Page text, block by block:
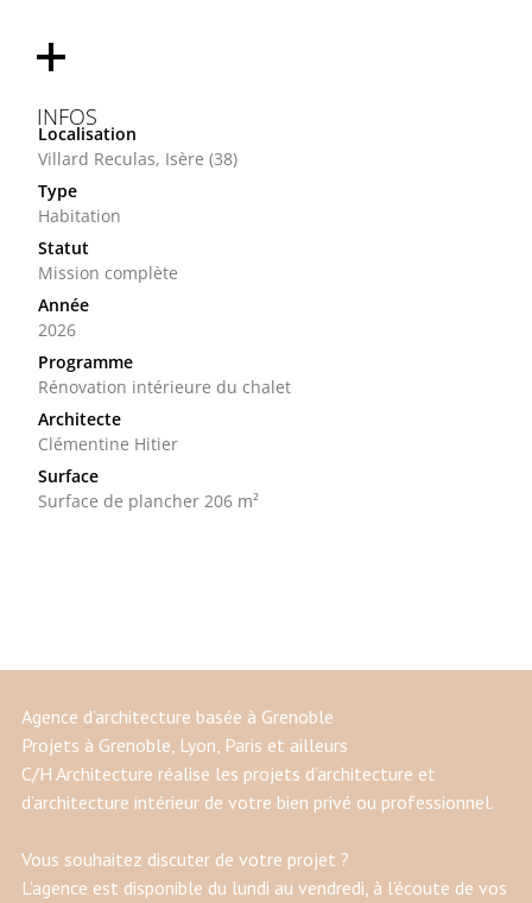
INFOS
Localisation
Villard Reculas, Isère (38)
Type
Habitation
Statut
Mission complète
Année
2026
Programme
Rénovation intérieure du chalet
Architecte
Clémentine Hitier
Surface
Surface de plancher 206 m²
Agence d’architecture basée à Grenoble
Projets à Grenoble, Lyon, Paris et ailleurs
C/H Architecture réalise les projets d’architecture et
d’architecture intérieur de votre bien privé ou professionnel.
Vous souhaitez discuter de votre projet ?
L’agence est disponible du lundi au vendredi, à l’écoute de vos